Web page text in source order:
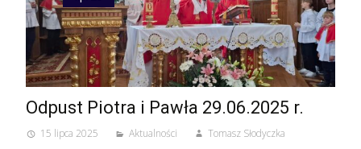
Odpust Piotra i Pawła 29.06.2025 r.
15 lipca 2025 Aktualności Tomasz Słodyczka